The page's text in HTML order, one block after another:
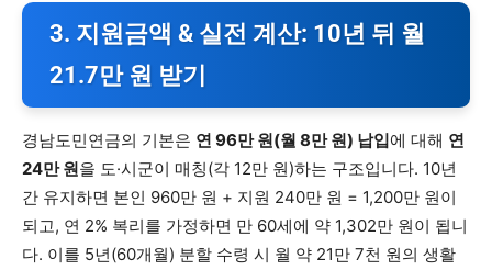
3. 지원금액 & 실전 계산: 10년 뒤 월
21.7만 원 받기
경남도민연금의 기본은 연 96만 원(월 8만 원) 납입에 대해 연
24만 원을 도·시군이 매칭(각 12만 원)하는 구조입니다. 10년
간 유지하면 본인 960만 원 + 지원 240만 원 = 1,200만 원이
되고, 연 2% 복리를 가정하면 만 60세에 약 1,302만 원이 됩니
다. 이를 5년(60개월) 분할 수령 시 월 약 21만 7천 원의 생활